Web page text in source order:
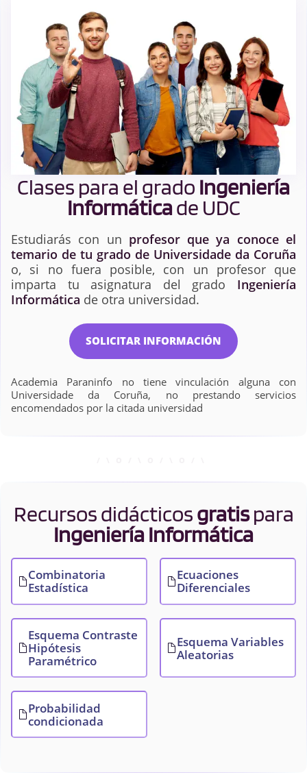
Clases para el grado Ingeniería
Informáticade UDC
Estudiarás con un profesor que ya conoce el
temario de tu grado de Universidade da Coruña
o, si no fuera posible, con un profesor que
imparta tu asignatura del grado Ingeniería
Informática de otra universidad.
SOLICITAR INFORMACIÓN
Academia Paraninfo no tiene vinculación alguna con
Universidade da Coruña, no prestando servicios
encomendados por la citada universidad
Recursos didácticosgratispara
Ingeniería Informática
Combinatoria
Estadística
Ecuaciones
Diferenciales
Esquema Contraste
Hipótesis
Paramétrico
Esquema Variables
Aleatorias
Probabilidad
condicionada